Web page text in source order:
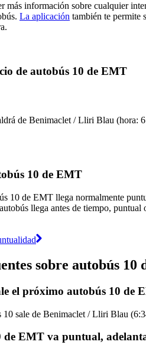
más información sobre cualquier
La aplicación también te permite
de autobús 10 de EMT
de Benimaclet / Lliri Blau (hora:
10 de EMT
10 de EMT llega normalmente
llega antes de tiempo, puntual
sobre autobús 10
el próximo autobús 10 de
sale de Benimaclet / Lliri Blau
de EMT va puntual,